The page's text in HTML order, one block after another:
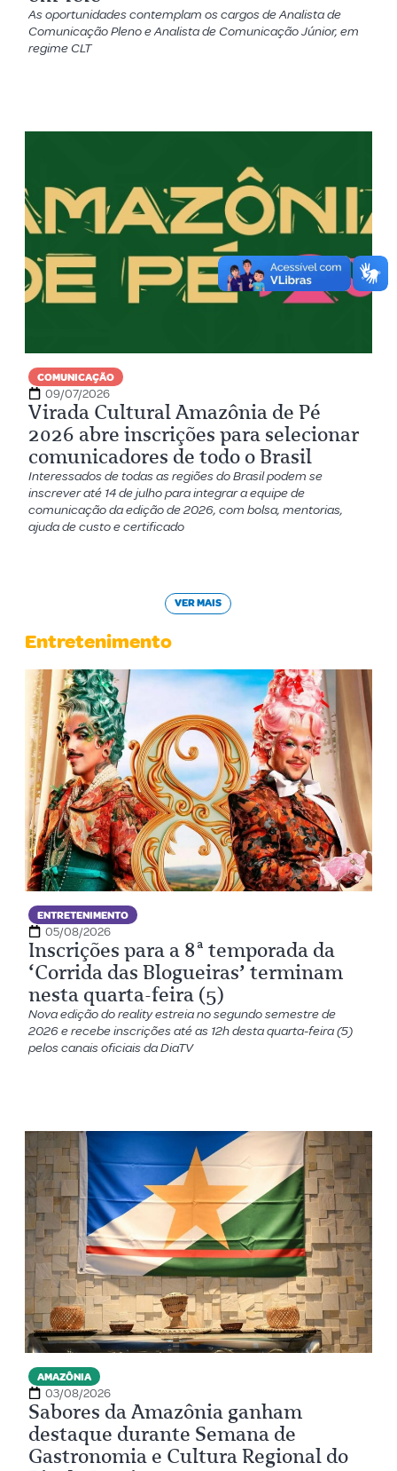
As oportunidades contemplam os cargos de Analista de
Comunicação Pleno e Analista de Comunicação Júnior, em
regime CLT
COMUNICAÇÃO
09/07/2026
Virada Cultural Amazônia de Pé
2026 abre inscrições para selecionar
comunicadores de todo o Brasil
Interessados de todas as regiões do Brasil podem se
inscrever até 14 de julho para integrar a equipe de
comunicação da edição de 2026, com bolsa, mentorias,
ajuda de custo e certificado
VER MAIS
Entretenimento
ENTRETENIMENTO
05/08/2026
Inscrições para a 8ª temporada da
‘Corrida das Blogueiras’ terminam
nesta quarta-feira (5)
Nova edição do reality estreia no segundo semestre de
2026 e recebe inscrições até as 12h desta quarta-feira (5)
pelos canais oficiais da DiaTV
AMAZÔNIA
03/08/2026
Sabores da Amazônia ganham
destaque durante Semana de
Gastronomia e Cultura Regional do